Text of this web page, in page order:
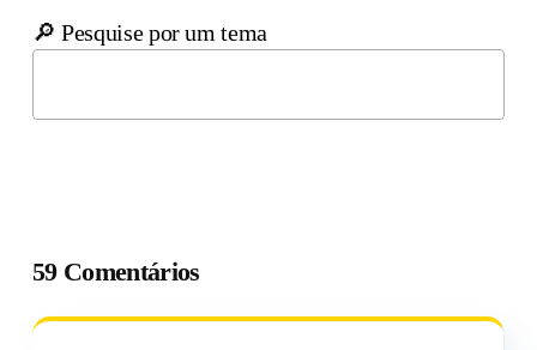
🔎 Pesquise por um tema
59 Comentários